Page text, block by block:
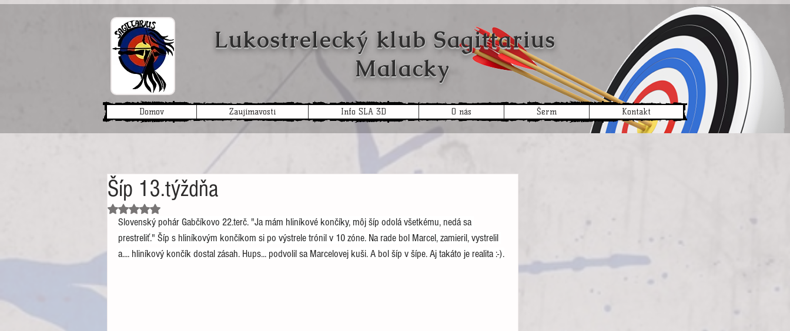
Lukostrelecký klub Sagittarius
Malacky
Domov Zaujímavosti Info SLA 3D O nás Šerm Kontakt
Šíp 13.týždňa
Hodnotenie NaN z 5 hviezdičiek.
Slovenský pohár Gabčíkovo 22.terč. "Ja mám hliníkové končíky, môj šíp odolá všetkému, nedá sa
prestreliť." Šíp s hliníkovým končíkom si po výstrele trónil v 10 zóne. Na rade bol Marcel, zamieril, vystrelil
a.... hliníkový končík dostal zásah. Hups... podvolil sa Marcelovej kuši. A bol šíp v šípe. Aj takáto je realita :-).